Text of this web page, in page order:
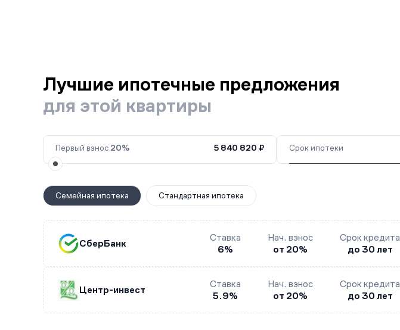
Лучшие ипотечные предложения
для этой квартиры
Первый взнос 20% 5 840 820 ₽ Срок ипотеки
Семейная ипотека Стандартная ипотека
СберБанк
Ставка
6%
Нач. взнос
от 20%
Срок кредита
до 30 лет
Центр-инвест
Ставка
5.9%
Нач. взнос
от 20%
Срок кредита
до 30 лет